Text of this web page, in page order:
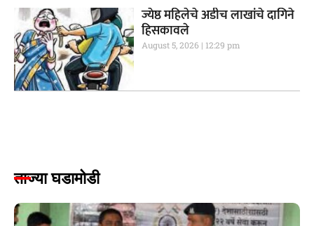
ज्येष्ठ महिलेचे अडीच लाखांचे दागिने
हिसकावले
August 5, 2026 12:29 pm
ताज्या घडामोडी